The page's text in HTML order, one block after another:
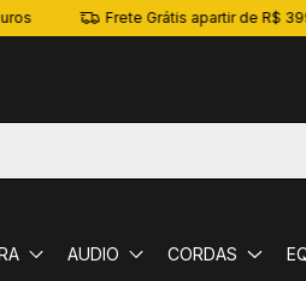
Frete Grátis apartir de R$ 399
AUDIO CORDAS